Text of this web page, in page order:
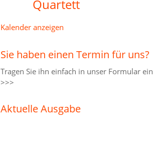
Quartett
Kalender anzeigen
Sie haben einen Termin für uns?
Tragen Sie ihn einfach in unser Formular ein
>>>
Aktuelle Ausgabe